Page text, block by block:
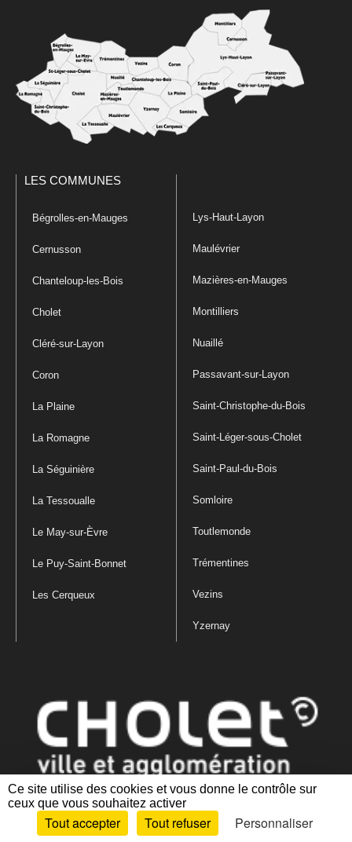
Ce site utilise des cookies et vous donne le contrôle sur
ceux que vous souhaitez activer
Tout accepter Tout refuser
Personnaliser
LES COMMUNES
Bégrolles-en-Mauges
Cernusson
Chanteloup-les-Bois
Cholet
Cléré-sur-Layon
Coron
La Plaine
La Romagne
La Séguinière
La Tessoualle
Le May-sur-Èvre
Le Puy-Saint-Bonnet
Les Cerqueux
Lys-Haut-Layon
Maulévrier
Mazières-en-Mauges
Montilliers
Nuaillé
Passavant-sur-Layon
Saint-Christophe-du-Bois
Saint-Léger-sous-Cholet
Saint-Paul-du-Bois
Somloire
Toutlemonde
Trémentines
Vezins
Yzernay
Mentions légales|Politique de confidentialité
des cookies |Plan du site Accessibilité : partiellement conforme